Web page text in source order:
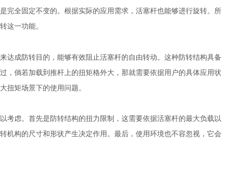
完全固定不变的。根据实际的应用需求，活塞杆也能够进行旋转。所
这一功能。
成防转目的，能够有效阻止活塞杆的自由转动。这种防转结构具备
，倘若加载到推杆上的扭矩格外大，那就需要依据用户的具体应用状
扭矩场景下的使用问题。
虑。首先是防转结构的扭力限制，这需要依据活塞杆的最大负载以
机构的尺寸和形状产生决定作用。最后，使用环境也不容忽视，它会